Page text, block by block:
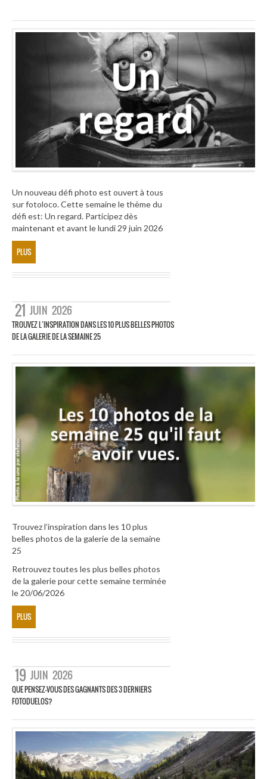
Un nouveau défi photo est ouvert à tous
sur fotoloco. Cette semaine le thème du
défi est: Un regard. Participez dès
maintenant et avant le lundi 29 juin 2026
PLUS
21 JUIN 2026
TROUVEZ L’INSPIRATION DANS LES 10 PLUS BELLES PHOTOS
DE LA GALERIE DE LA SEMAINE 25
Trouvez l’inspiration dans les 10 plus
belles photos de la galerie de la semaine
25
Retrouvez toutes les plus belles photos
de la galerie pour cette semaine terminée
le 20/06/2026
PLUS
19 JUIN 2026
QUE PENSEZ-VOUS DES GAGNANTS DES 3 DERNIERS
FOTODUELOS?